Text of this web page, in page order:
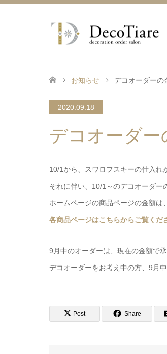
お知らせ デコオーダーの
2020.09.18
デコオーダー
10/1から、スワロフスキーの仕入れ
それに伴い、10/1～のデコオーダー
ホームページの商品ページの金額は
各商品ページはこちらからご覧く
9月中のオーダーは、現在の金額で承
デコオーダーをお考え中の方、9月中
Post Share